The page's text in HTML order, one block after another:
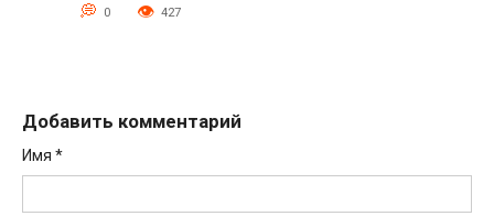
0 427
Добавить комментарий
Имя *